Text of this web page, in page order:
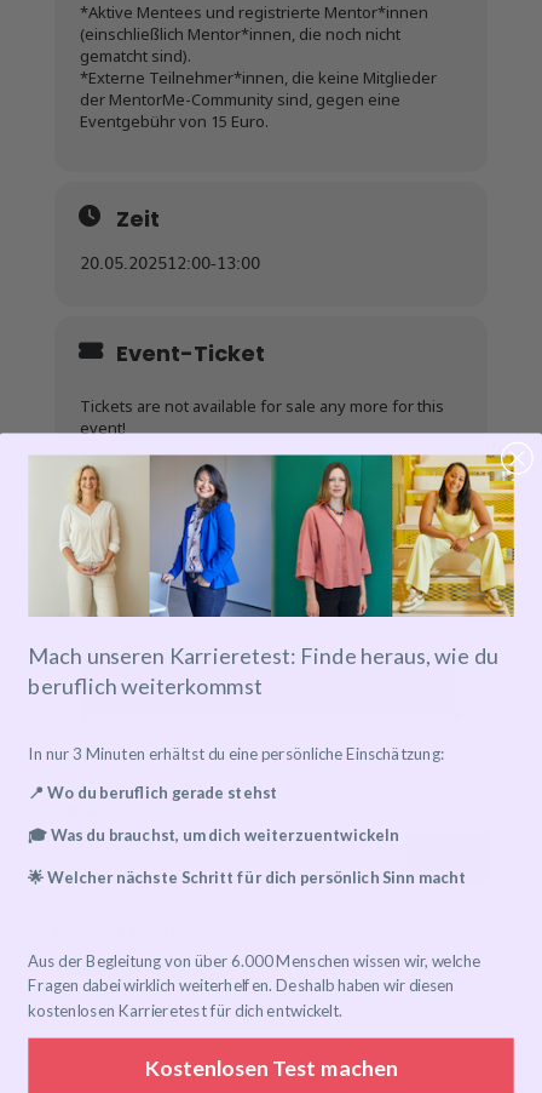
*Aktive Mentees und registrierte Mentor*innen
(einschließlich Mentor*innen, die noch nicht
gematcht sind).
*Externe Teilnehmer*innen, die keine Mitglieder
der MentorMe-Community sind, gegen eine
Eventgebühr von 15 Euro.
Zeit
20.05.202512:00-13:00
Event-Ticket
Tickets are not available for sale any more for this
event!
Details zu Online-Events
Event has already taken place!
Search
Mentoring Journeys
Meet the Mentor
Transformation leben: Orphoz meets MentorMe
zeb & MentorMe: Entwicklung neu gedacht
Mach unseren Karrieretest: Finde heraus, wie du
beruflich weiterkommst
In nur 3 Minuten erhältst du eine persönliche Einschätzung:
📍 Wo du beruflich gerade stehst
🎓 Was du brauchst, um dich weiterzuentwickeln
🌟 Welcher nächste Schritt für dich persönlich Sinn macht
Aus der Begleitung von über 6.000 Menschen wissen wir, welche
Fragen dabei wirklich weiterhelfen. Deshalb haben wir diesen
kostenlosen Karrieretest für dich entwickelt.
Kostenlosen Test machen